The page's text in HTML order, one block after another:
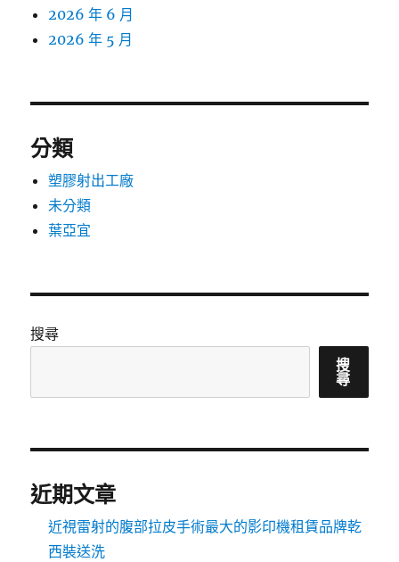
2026 年 6 月
2026 年 5 月
分類
塑膠射出工廠
未分類
葉亞宜
搜尋
搜
尋
近期文章
近視雷射的腹部拉皮手術最大的影印機租賃品牌乾
西裝送洗